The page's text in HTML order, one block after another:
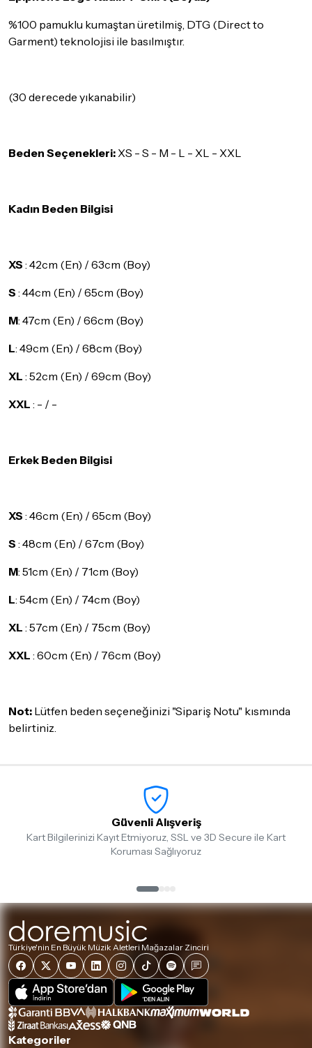
geçerek bilgi veriniz.
İade ve değişim koşulları, ürün kategorilerine göre farklılık
Detaylar içintıklayınız
%100 pamuklu kumaştan üretilmiş, DTG (Direct to
Garment) teknolojisi ile basılmıştır.
(30 derecede yıkanabilir)
Beden Seçenekleri:XS - S - M - L - XL - XXL
Kadın Beden Bilgisi
XS : 42cm (En) / 63cm (Boy)
S : 44cm (En) / 65cm (Boy)
M: 47cm (En) / 66cm (Boy)
L: 49cm (En) / 68cm (Boy)
XL : 52cm (En) / 69cm (Boy)
XXL : - / -
Erkek Beden Bilgisi
XS : 46cm (En) / 65cm (Boy)
S : 48cm (En) / 67cm (Boy)
M: 51cm (En) / 71cm (Boy)
L: 54cm (En) / 74cm (Boy)
XL : 57cm (En) / 75cm (Boy)
XXL : 60cm (En) / 76cm (Boy)
Not: Lütfen beden seçeneğinizi "Sipariş Notu" kısmında
belirtiniz.
Güvenli Alışveriş
Kart Bilgilerinizi Kayıt Etmiyoruz, SSL ve 3D Secure ile Kart
Koruması Sağlıyoruz
Türkiye'nin En Büyük Müzik Aletleri Mağazalar Zinciri
Kategoriler